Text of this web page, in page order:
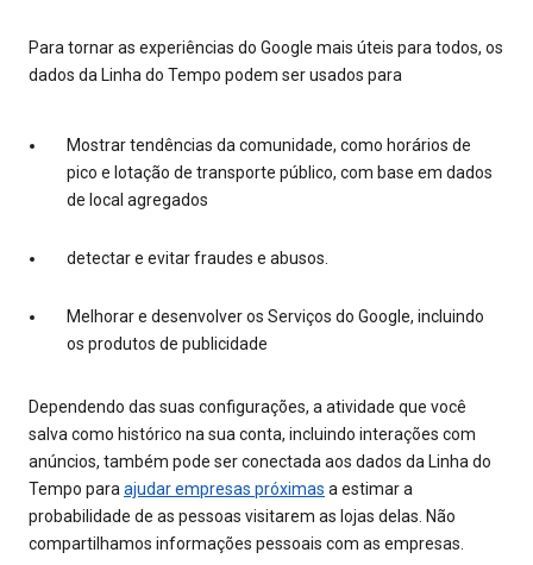
Para tornar as experiências do Google mais úteis para todos, os
dados da Linha do Tempo podem ser usados para
Mostrar tendências da comunidade, como horários de
pico e lotação de transporte público, com base em dados
de local agregados
detectar e evitar fraudes e abusos.
Melhorar e desenvolver os Serviços do Google, incluindo
os produtos de publicidade
Dependendo das suas configurações, a atividade que você
salva como histórico na sua conta, incluindo interações com
anúncios, também pode ser conectada aos dados da Linha do
Tempo paraajudar empresas próximas a estimar a
probabilidade de as pessoas visitarem as lojas delas. Não
compartilhamos informações pessoais com as empresas.